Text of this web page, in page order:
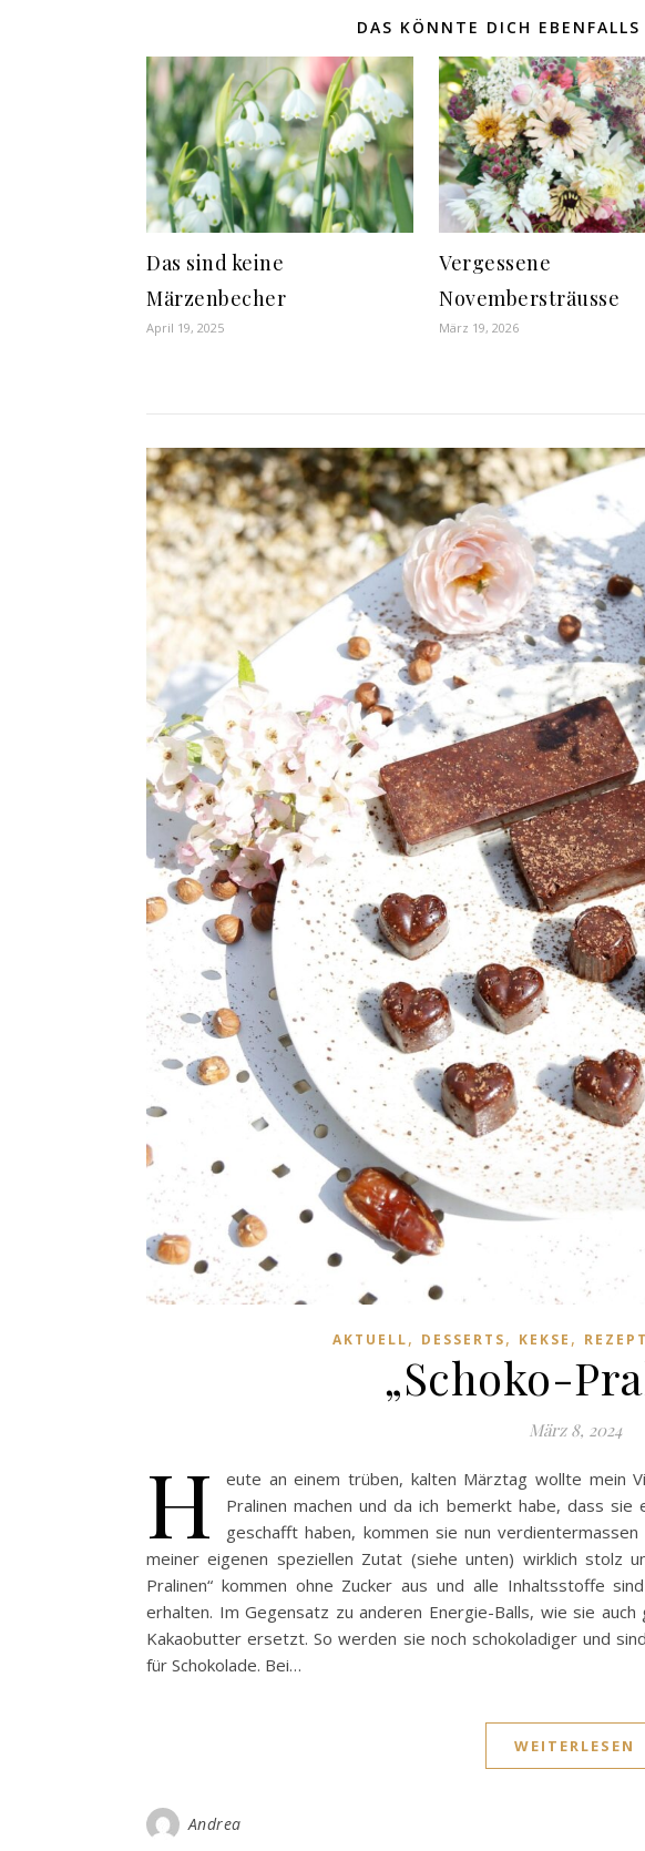
DAS KÖNNTE DICH EBENFALLS
Das sind keine
Märzenbecher
April 19, 2025
Vergessene
Novembersträusse
März 19, 2026
AKTUELL, DESSERTS, KEKSE ,
„Schoko-
März 8, 2024
H
eute an einem trüben, kalten Märztag wollte mein
Pralinen machen und da ich bemerkt habe, dass
geschafft haben, kommen sie nun
meiner eigenen speziellen Zutat (siehe unten) wirklich stolz
Pralinen“ kommen ohne Zucker aus und alle Inhaltsstoffe
erhalten. Im Gegensatz zu anderen Energie-Balls, wie sie
Kakaobutter ersetzt. So werden sie noch schokoladiger und
für Schokolade. Bei…
WEITERLESEN
Andrea